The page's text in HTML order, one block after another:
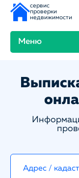
сервис
проверки
недвижимости
Меню